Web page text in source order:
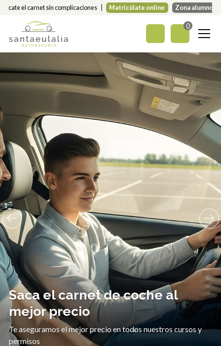
Sácate el carnet sin complicaciones Matricúlate online Zona alumnos
0
Saca el carnet de coche al
mejor precio
Te aseguramos el mejor precio en todos nuestros cursos y
permisos